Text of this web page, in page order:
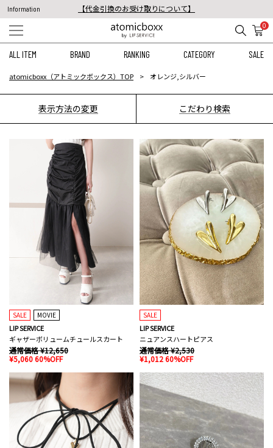
Information
【代金引換のお受け取りについて】
税込11,000円以上のご注文で送料無料！
0
ALL ITEM BRAND RANKING CATEGORY SALE
atomicboxx（アトミックボックス）TOP オレンジ,シルバー
表示方法の変更 こだわり検索
SALE MOVIE
LIP SERVICE
ギャザーボリュームチュールスカート
通常価格 ¥12,650
¥5,060 60%OFF
SALE
LIP SERVICE
ニュアンスハートピアス
通常価格 ¥2,530
¥1,012 60%OFF